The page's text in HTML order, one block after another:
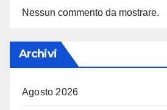
Nessun commento da mostrare.
Archivi
Agosto 2026